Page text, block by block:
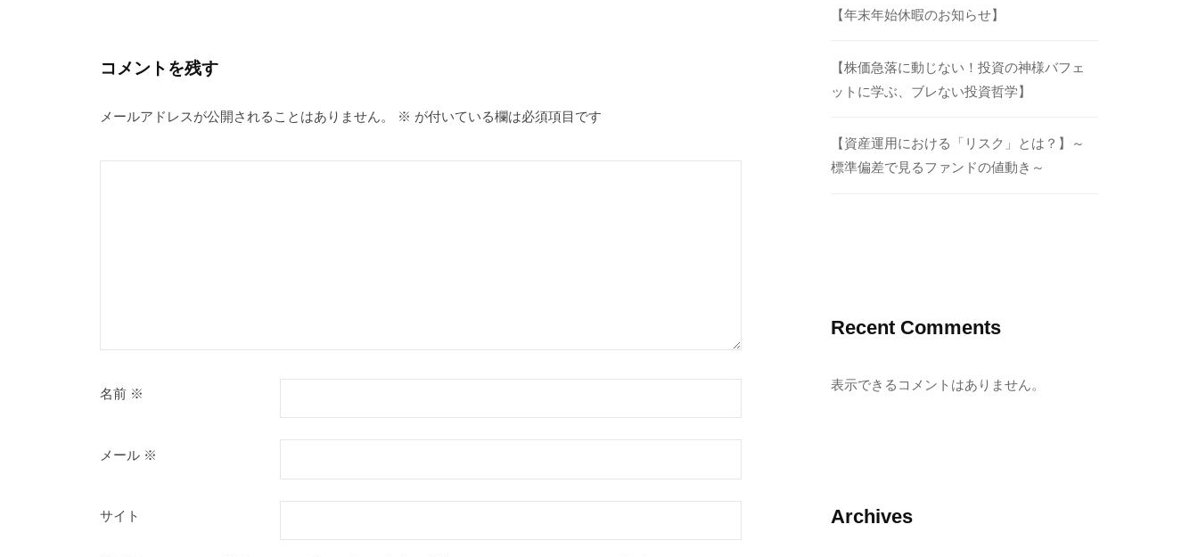
ゲ
シ
コメントを残す
メールアドレスが公開されることはありません。 ※ が付いている欄は必須項目です
名前 ※
メール ※
サイト
【年末年始休暇のお知らせ】
【株価急落に動じない！投資の神様バフェ
ットに学ぶ、ブレない投資哲学】
【資産運用における「リスク」とは？】～
標準偏差で見るファンドの値動き～
Recent Comments
表示できるコメントはありません。
Archives